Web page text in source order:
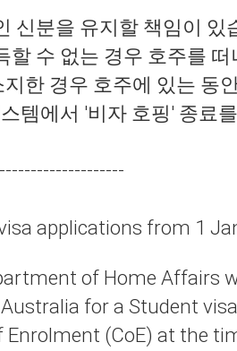
신분을 유지할 책임이 있
할 수 없는 경우 호주를
한 경우 호주에 있는 동
템에서 '비자 호핑' 종료를
applications from 1
of Home Affairs
for a Student
(CoE) at the